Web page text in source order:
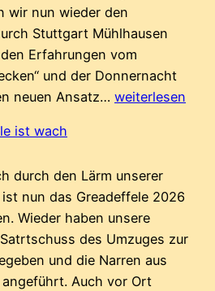
wir nun wieder den
Stuttgart Mühlhausen
Erfahrungen vom
und der Donnernacht
neuen Ansatz… Alles
weiterlesen
ist wach
durch den Lärm unserer
nun das Greadeffele 2026
Wieder haben unsere
des Umzuges zur
und die Narren aus
Auch vor Ort